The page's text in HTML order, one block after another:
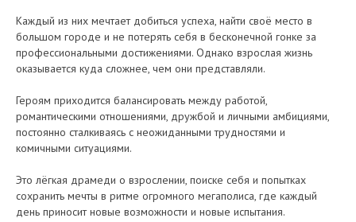
Каждый из них мечтает добиться успеха, найти своё место в
большом городе и не потерять себя в бесконечной гонке за
профессиональными достижениями. Однако взрослая жизнь
оказывается куда сложнее, чем они представляли.
Героям приходится балансировать между работой,
романтическими отношениями, дружбой и личными амбициями,
постоянно сталкиваясь с неожиданными трудностями и
комичными ситуациями.
Это лёгкая драмеди о взрослении, поиске себя и попытках
сохранить мечты в ритме огромного мегаполиса, где каждый
день приносит новые возможности и новые испытания.